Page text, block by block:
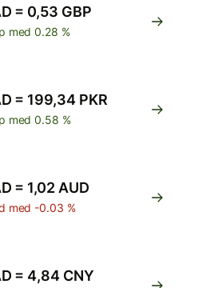
= 0,53 GBP
med 0.28 %
= 199,34 PKR
med 0.58 %
= 1,02 AUD
med -0.03 %
= 4,84 CNY